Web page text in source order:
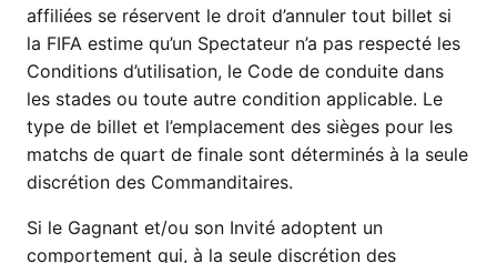
affiliées se réservent le droit d’annuler tout billet si
la FIFA estime qu’un Spectateur n’a pas respecté les
Conditions d’utilisation, le Code de conduite dans
les stades ou toute autre condition applicable. Le
type de billet et l’emplacement des sièges pour les
matchs de quart de finale sont déterminés à la seule
discrétion des Commanditaires.
Si le Gagnant et/ou son Invité adoptent un
comportement qui, à la seule discrétion des